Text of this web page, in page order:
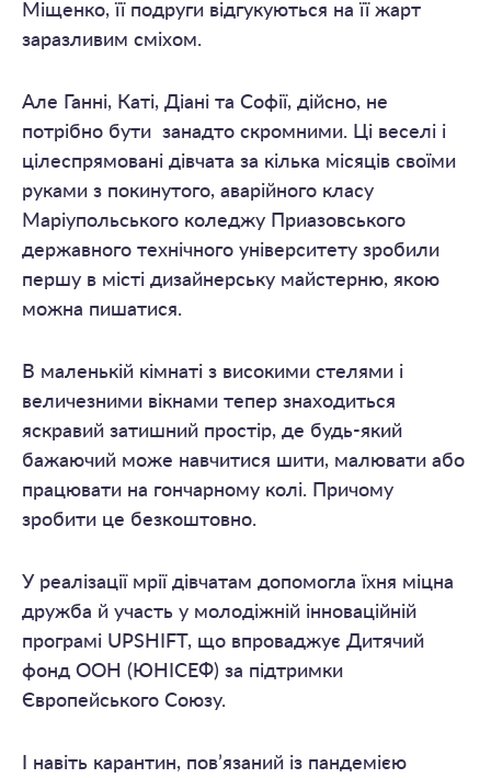
Міщенко, її подруги відгукуються на її жарт
заразливим сміхом.
Але Ганні, Каті, Діані та Софії, дійсно, не
потрібно бути занадто скромними. Ці веселі і
цілеспрямовані дівчата за кілька місяців своїми
руками з покинутого, аварійного класу
Маріупольського коледжу Приазовського
державного технічного університету зробили
першу в місті дизайнерську майстерню, якою
можна пишатися.
В маленькій кімнаті з високими стелями і
величезними вікнами тепер знаходиться
яскравий затишний простір, де будь-який
бажаючий може навчитися шити, малювати або
працювати на гончарному колі. Причому
зробити це безкоштовно.
У реалізації мрії дівчатам допомогла їхня міцна
дружба й участь у молодіжній інноваційній
програмі UPSHIFT, що впроваджує Дитячий
фонд ООН (ЮНІСЕФ) за підтримки
Європейського Союзу.
І навіть карантин, пов’язаний із пандемією